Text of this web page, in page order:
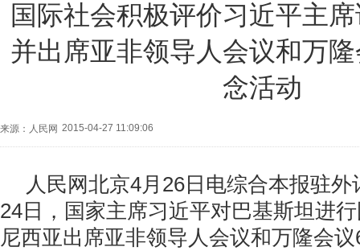
国际社会积极评价习近平主
并出席亚非领导人会议和万
念活动
来源：人民网 2015-04-27 11:09:06
人民网北京4月26日电综合本报驻
24日，国家主席习近平对巴基斯坦进
尼西亚出席亚非领导人会议和万隆会